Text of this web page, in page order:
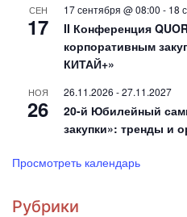
СЕН
17
17 сентября @ 08:00 - 18
II Конференция
корпоративным
КИТАЙ+»
НОЯ
26
26.11.2026 -27.11.2027
20-й Юбилейный
закупки»: тренды и
Просмотреть календарь
Рубрики